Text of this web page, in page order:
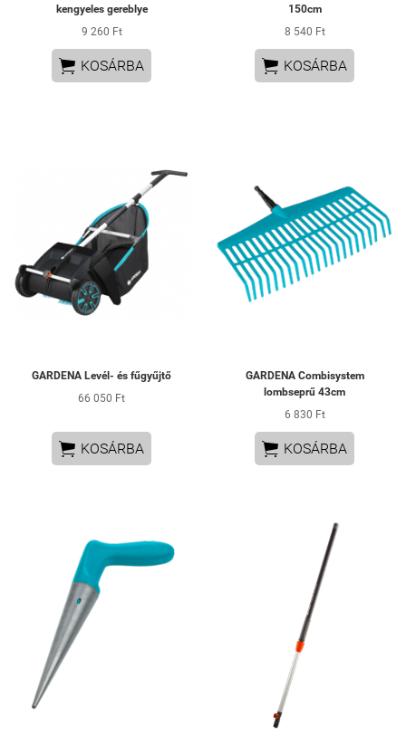
kengyeles gereblye
9 260 Ft
 KOSÁRBA
150cm
8 540 Ft
 KOSÁRBA
GARDENA Levél- és fűgyűjtő
66 050 Ft
 KOSÁRBA
GARDENA Combisystem
lombseprű 43cm
6 830 Ft
 KOSÁRBA